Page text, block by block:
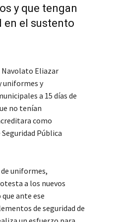
y que tengan
en el sustento
Navolato Eliazar
uniformes y
a 15 días de
no tenían
como
Pública
uniformes,
a los nuevos
ante ese
de seguridad de